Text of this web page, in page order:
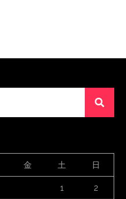
金 土 日
1 2